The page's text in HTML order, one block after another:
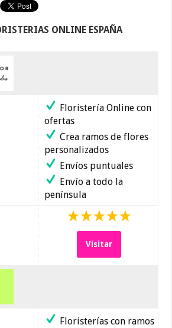
ONLINE ESPAÑA
Floristería Online con
ofertas
Crea ramos de flores
personalizados
Envíos puntuales
Envío a todo la
península
Visitar
Floristerías con ramos